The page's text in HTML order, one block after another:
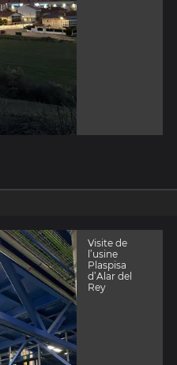
Visite de
l’usine
Plaspisa
d’Alar del
Rey